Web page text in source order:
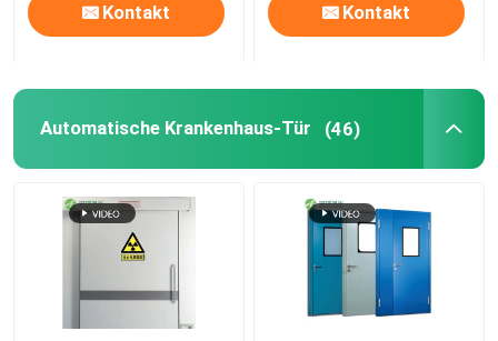
Kontakt Kontakt
Automatische Krankenhaus-Tür (46)